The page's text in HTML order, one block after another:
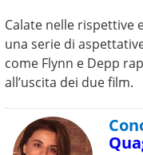
Calate nelle rispettive
una serie di
come Flynn e Depp
all’uscita dei due film.